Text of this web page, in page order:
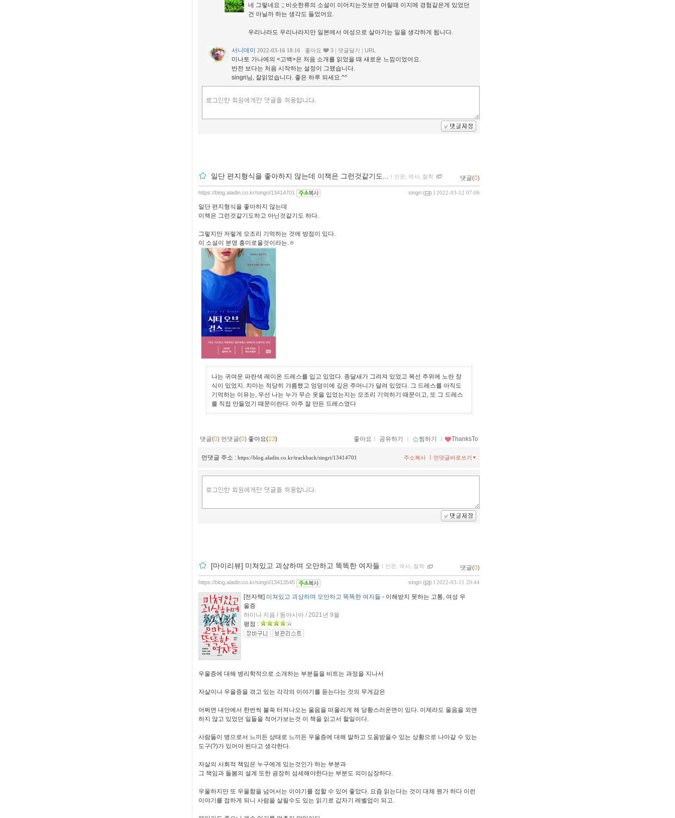
네 그렇네요 ;; 비슷한류의 소설이 이어지는것보면 어릴때 이지메 경험같은게 있었던
건 아닐까 하는 생각도 들었어요.
우리나라도 우리나라지만 일본에서 여성으로 살아가는 일을 생각하게 됩니다.
서니데이 2022-03-16 18:16 좋아요 3 댓글달기 URL
미나토 가나에의 <고백>은 처음 소개를 읽었을 때 새로운 느낌이었어요.
반전 보다는 처음 시작하는 설정이 그랬습니다.
singri님, 잘읽었습니다. 좋은 하루 되세요.^^
일단 편지형식을 좋아하지 않는데 이책은 그런것같기도... ｌ 인문, 역사, 철학 댓글(0)
singri ( ) l 2022-03-12 07:06
https://blog.aladin.co.kr/singri/13414701
일단 편지형식을 좋아하지 않는데
이책은 그런것같기도하고 아닌것같기도 하다.
그렇지만 저렇게 모조리 기억하는 것에 방점이 있다.
이 소설이 분명 흥미로울것이라는.ㅎ
나는 귀여운 파란색 레이온 드레스를 입고 있었다. 종달새가 그려져 있었고 목선 주위에 노란 장
식이 있었지. 치마는 적당히 갸름했고 엉덩이에 깊은 주머니가 달려 있었다. 그 드레스를 아직도
기억하는 이유는, 우선 나는 누가 무슨 옷을 입었는지는 모조리 기억하기 때문이고, 또 그 드레스
를 직접 만들었기 때문이란다. 아주 잘 만든 드레스였다
댓글(0) 먼댓글(0) 좋아요(23) 좋아요 ｌ 공유하기 ｌ 찜하기 ｌ ThanksTo
먼댓글 주소 : https://blog.aladin.co.kr/trackback/singri/13414701 먼댓글바로쓰기
주소복사
[마이리뷰] 미쳐있고 괴상하며 오만하고 똑똑한 여자들 ｌ 인문, 역사, 철학 댓글(0)
singri ( ) l 2022-03-11 20:44
https://blog.aladin.co.kr/singri/13413545
[전자책] 미쳐있고 괴상하며 오만하고 똑똑한 여자들 - 이해받지 못하는 고통, 여성 우
울증
하미나 지음 / 동아시아 / 2021년 9월
평점 :
우울증에 대해 병리학적으로 소개하는 부분들을 비트는 과정을 지나서
자살이나 우을증을 겪고 있는 각각의 이야기를 듣는다는 것의 무게감은
어쩌면 내안에서 한번씩 불쑥 터져나오는 울음을 떠올리게 해 당황스러운면이 있다. 이제라도 울음을 외면
하지 않고 있었던 일들을 적어가보는것 이 책을 읽고서 할일이다.
사람들이 병으로서 느끼든 상태로 느끼든 우울증에 대해 말하고 도움받을수 있는 상황으로 나아갈 수 있는
도구(?)가 있어야 된다고 생각한다.
자살의 사회적 책임은 누구에게 있는것인가 하는 부분과
그 책임과 돌봄의 설계 또한 굉장히 섬세해야한다는 부분도 의미심장하다.
우울하지만 또 우울함을 넘어서는 이야기를 접할 수 있어 좋았다. 요즘 읽는다는 것이 대체 뭔가 하다 이런
이야기를 접하게 되니 사람을 살릴수도 있는 읽기로 갑자기 레벨업이 되고.